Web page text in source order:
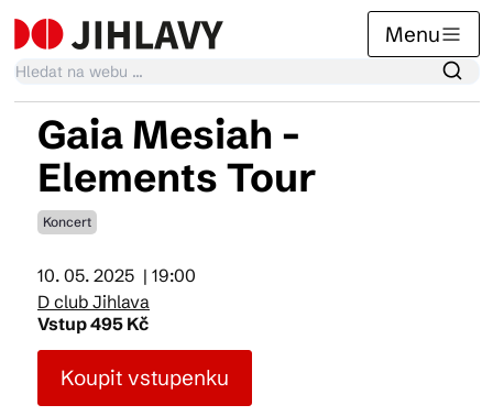
Menu
Kalendář akcí
Tradiční akce
Články
Suvenýry
Gaia Mesiah -
Elements Tour
Koncert
10. 05. 2025 | 19:00
D club Jihlava
Vstup 495 Kč
Koupit vstupenku